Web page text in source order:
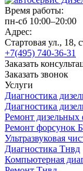
Время работы:
пн-сб 10:00–20:00
Адрес:
Стартовая ул., 18,
+7(495) 740-36-31
Заказать
Заказать звонок
Услуги
Диагностика
Диагностика
Ремонт дизельных
Ремонт форсунок
Ультразвуковая
Диагностика Тнвд
Компьютерная